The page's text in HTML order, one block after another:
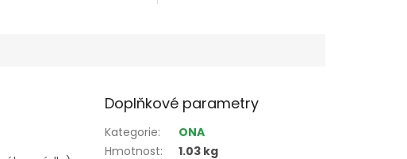
Doplňkové parametry
Kategorie:
ONA
Hmotnost:
1.03 kg